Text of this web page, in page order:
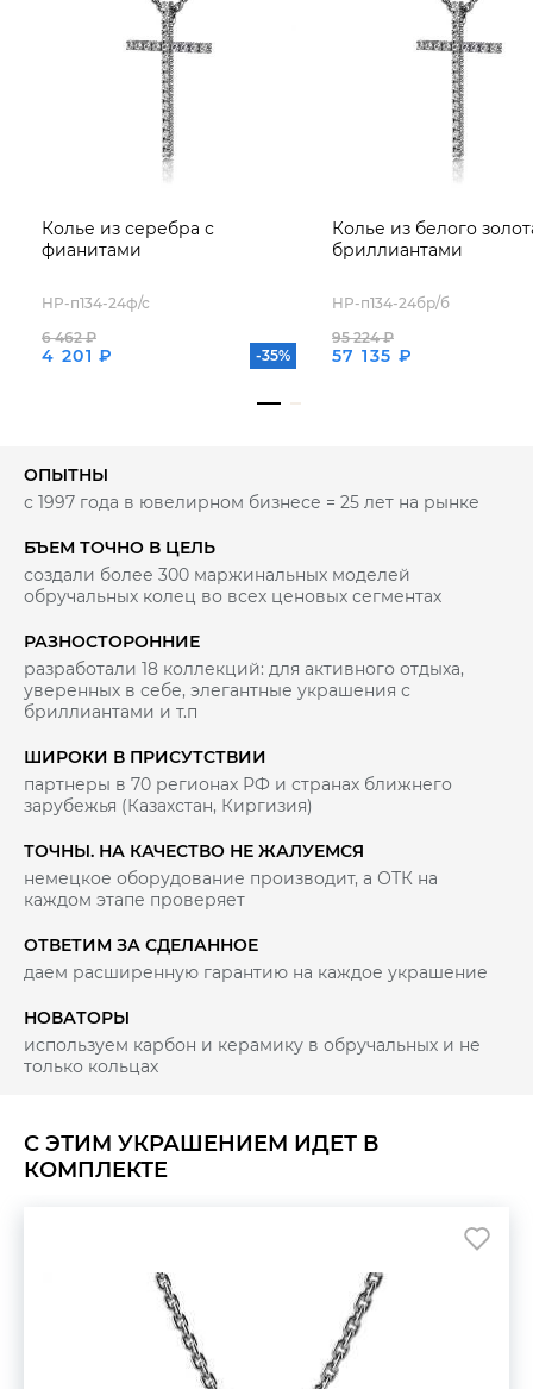
Колье из серебра с
фианитами
HP-п134-24ф/с
4 201 ₽
6 462 ₽
-35%
Колье из белого
бриллиантами
HP-п134-24бр/б
57 135 ₽
95 224 ₽
С ЭТИМ УКРАШЕНИЕМ ИДЕТ В
КОМПЛЕКТЕ
ОПЫТНЫ
с 1997 года в ювелирном бизнесе = 25 лет на рынке
БЪЕМ ТОЧНО В ЦЕЛЬ
создали более 300 маржинальных моделей
обручальных колец во всех ценовых сегментах
РАЗНОСТОРОННИЕ
разработали 18 коллекций: для активного отдыха,
уверенных в себе, элегантные украшения с
бриллиантами и т.п
ШИРОКИ В ПРИСУТСТВИИ
партнеры в 70 регионах РФ и странах ближнего
зарубежья (Казахстан, Киргизия)
ТОЧНЫ. НА КАЧЕСТВО НЕ ЖАЛУЕМСЯ
немецкое оборудование производит, а ОТК на
каждом этапе проверяет
ОТВЕТИМ ЗА СДЕЛАННОЕ
даем расширенную гарантию на каждое украшение
НОВАТОРЫ
используем карбон и керамику в обручальных и не
только кольцах